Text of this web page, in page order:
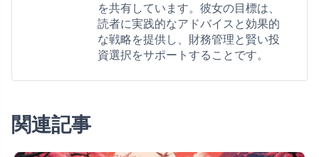
を共有しています。彼女の目標は、
読者に実践的なアドバイスと効果的
な戦略を提供し、財務管理と賢い投
資選択をサポートすることです。
関連記事